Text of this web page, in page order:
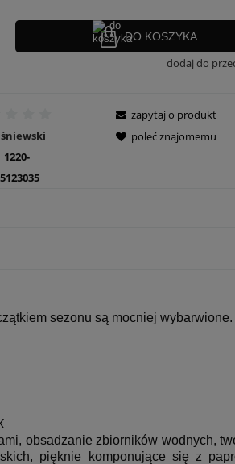
DO KOSZYKA
dodaj do
1220-
zapytaj o produkt
poleć znajomemu
sezonu są mocniej wybarwione.
obsadzanie zbiorników wodnych,
pięknie komponujące się z